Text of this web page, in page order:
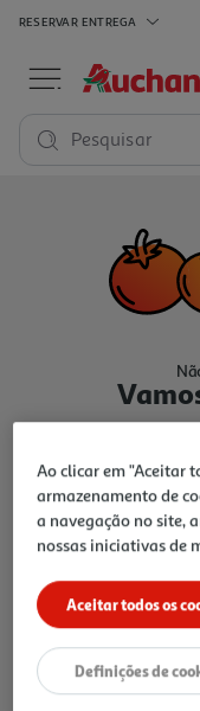
RESERVAR ENTREGA
Pesquisar
Ir para
Ao clicar em "Aceitar
armazenamento de
a navegação no site,
nossas iniciativas de
Aceitar todos os
Definições de